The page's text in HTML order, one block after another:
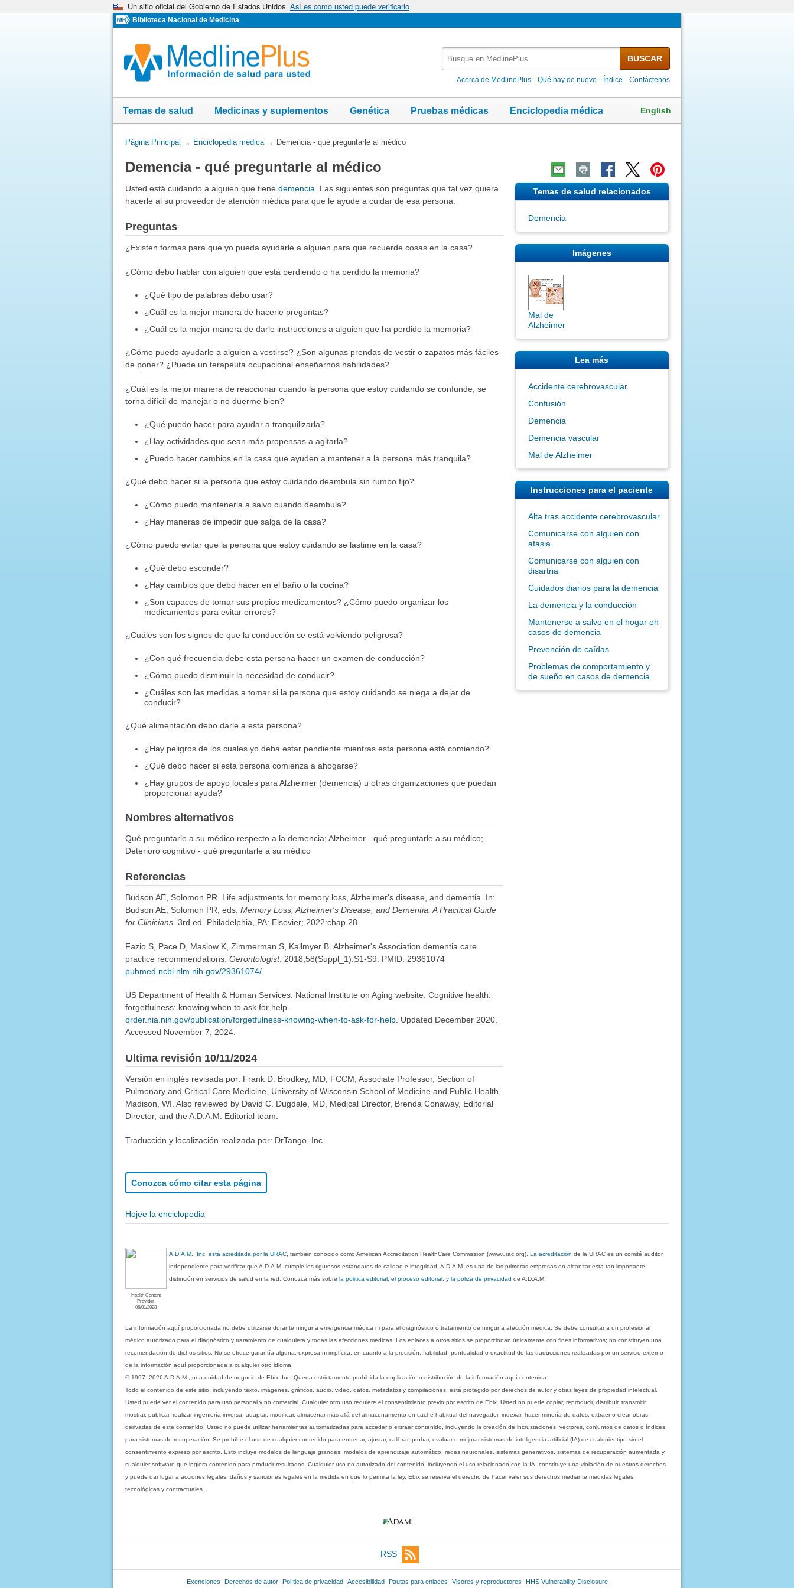
Un sitio oficial del Gobierno de Estados Unidos Así es como usted puede verificarlo
Biblioteca Nacional de Medicina
MedlinePlus
BUSCAR
Acerca de MedlinePlus Qué hay de nuevo Índice Contáctenos
Temas de salud Medicinas y suplementos Genética Pruebas médicas Enciclopedia médica English
Usted
aquí:
Página Principal → Enciclopedia médica→ Demencia - qué preguntarle al médico
Demencia - qué preguntarle al médico
Usted está cuidando a alguien que tiene demencia . Las siguientes son preguntas que tal vez quiera
hacerle al su proveedor de atención médica para que le ayude a cuidar de esa persona.
Preguntas
¿Existen formas para que yo pueda ayudarle a alguien para que recuerde cosas en la casa?
¿Cómo debo hablar con alguien que está perdiendo o ha perdido la memoria?
¿Qué tipo de palabras debo usar?
¿Cuál es la mejor manera de hacerle preguntas?
¿Cuál es la mejor manera de darle instrucciones a alguien que ha perdido la memoria?
¿Cómo puedo ayudarle a alguien a vestirse? ¿Son algunas prendas de vestir o zapatos más fáciles
de poner? ¿Puede un terapeuta ocupacional enseñarnos habilidades?
¿Cuál es la mejor manera de reaccionar cuando la persona que estoy cuidando se confunde, se
torna difícil de manejar o no duerme bien?
¿Qué puedo hacer para ayudar a tranquilizarla?
¿Hay actividades que sean más propensas a agitarla?
¿Puedo hacer cambios en la casa que ayuden a mantener a la persona más tranquila?
¿Qué debo hacer si la persona que estoy cuidando deambula sin rumbo fijo?
¿Cómo puedo mantenerla a salvo cuando deambula?
¿Hay maneras de impedir que salga de la casa?
¿Cómo puedo evitar que la persona que estoy cuidando se lastime en la casa?
¿Qué debo esconder?
¿Hay cambios que debo hacer en el baño o la cocina?
¿Son capaces de tomar sus propios medicamentos? ¿Cómo puedo organizar los
medicamentos para evitar errores?
¿Cuáles son los signos de que la conducción se está volviendo peligrosa?
¿Con qué frecuencia debe esta persona hacer un examen de conducción?
¿Cómo puedo disminuir la necesidad de conducir?
¿Cuáles son las medidas a tomar si la persona que estoy cuidando se niega a dejar de
conducir?
¿Qué alimentación debo darle a esta persona?
¿Hay peligros de los cuales yo deba estar pendiente mientras esta persona está comiendo?
¿Qué debo hacer si esta persona comienza a ahogarse?
¿Hay grupos de apoyo locales para Alzheimer (demencia) u otras organizaciones que puedan
proporcionar ayuda?
Nombres alternativos
Qué preguntarle a su médico respecto a la demencia; Alzheimer - qué preguntarle a su médico;
Deterioro cognitivo - qué preguntarle a su médico
Referencias
Budson AE, Solomon PR. Life adjustments for memory loss, Alzheimer's disease, and dementia. In:
Budson AE, Solomon PR, eds. Memory Loss, Alzheimer's Disease, and Dementia: A Practical Guide
for Clinicians. 3rd ed. Philadelphia, PA: Elsevier; 2022:chap 28.
Fazio S, Pace D, Maslow K, Zimmerman S, Kallmyer B. Alzheimer's Association dementia care
practice recommendations. Gerontologist. 2018;58(Suppl_1):S1-S9. PMID: 29361074
pubmed.ncbi.nlm.nih.gov/29361074/.
US Department of Health & Human Services. National Institute on Aging website. Cognitive health:
forgetfulness: knowing when to ask for help.
order.nia.nih.gov/publication/forgetfulness-knowing-when-to-ask-for-help. Updated December 2020.
Accessed November 7, 2024.
Ultima revisión 10/11/2024
Versión en inglés revisada por: Frank D. Brodkey, MD, FCCM, Associate Professor, Section of
Pulmonary and Critical Care Medicine, University of Wisconsin School of Medicine and Public Health,
Madison, WI. Also reviewed by David C. Dugdale, MD, Medical Director, Brenda Conaway, Editorial
Director, and the A.D.A.M. Editorial team.
Traducción y localización realizada por: DrTango, Inc.
Conozca cómo citar esta página
Hojee la enciclopedia
Temas de salud relacionados
Demencia
Imágenes
Mal de
Alzheimer
Lea más
Accidente cerebrovascular
Confusión
Demencia
Demencia vascular
Mal de Alzheimer
Instrucciones para el paciente
Alta tras accidente cerebrovascular
Comunicarse con alguien con
afasia
Comunicarse con alguien con
disartria
Cuidados diarios para la demencia
La demencia y la conducción
Mantenerse a salvo en el hogar en
casos de demencia
Prevención de caídas
Problemas de comportamiento y
de sueño en casos de demencia
Health Content
Provider
06/01/2028
A.D.A.M., Inc. está acreditada por la URAC , también conocido como American Accreditation HealthCare Commission (www.urac.org).La acreditación de la URAC es un comité auditor
independiente para verificar que A.D.A.M. cumple los rigurosos estándares de calidad e integridad. A.D.A.M. es una de las primeras empresas en alcanzar esta tan importante
distinción en servicios de salud en la red. Conozca más sobrela politica editorial, el proceso editorial , yla poliza de privacidad de A.D.A.M.
La información aquí proporcionada no debe utilizarse durante ninguna emergencia médica ni para el diagnóstico o tratamiento de ninguna afección médica. Se debe consultar a un profesional
médico autorizado para el diagnóstico y tratamiento de cualquiera y todas las afecciones médicas. Los enlaces a otros sitios se proporcionan únicamente con fines informativos; no constituyen una
recomendación de dichos sitios. No se ofrece garantía alguna, expresa ni implícita, en cuanto a la precisión, fiabilidad, puntualidad o exactitud de las traducciones realizadas por un servicio externo
de la información aquí proporcionada a cualquier otro idioma.
© 1997- 2026 A.D.A.M., una unidad de negocio de Ebix, Inc. Queda estrictamente prohibida la duplicación o distribución de la información aquí contenida.
Todo el contenido de este sitio, incluyendo texto, imágenes, gráficos, audio, video, datos, metadatos y compilaciones, está protegido por derechos de autor y otras leyes de propiedad intelectual.
Usted puede ver el contenido para uso personal y no comercial. Cualquier otro uso requiere el consentimiento previo por escrito de Ebix. Usted no puede copiar, reproducir, distribuir, transmitir,
mostrar, publicar, realizar ingeniería inversa, adaptar, modificar, almacenar más allá del almacenamiento en caché habitual del navegador, indexar, hacer minería de datos, extraer o crear obras
derivadas de este contenido. Usted no puede utilizar herramientas automatizadas para acceder o extraer contenido, incluyendo la creación de incrustaciones, vectores, conjuntos de datos o índices
para sistemas de recuperación. Se prohíbe el uso de cualquier contenido para entrenar, ajustar, calibrar, probar, evaluar o mejorar sistemas de inteligencia artificial (IA) de cualquier tipo sin el
consentimiento expreso por escrito. Esto incluye modelos de lenguaje grandes, modelos de aprendizaje automático, redes neuronales, sistemas generativos, sistemas de recuperación aumentada y
cualquier software que ingiera contenido para producir resultados. Cualquier uso no autorizado del contenido, incluyendo el uso relacionado con la IA, constituye una violación de nuestros derechos
y puede dar lugar a acciones legales, daños y sanciones legales en la medida en que lo permita la ley. Ebix se reserva el derecho de hacer valer sus derechos mediante medidas legales,
tecnológicas y contractuales.
RSS
Exenciones Derechos de autor Política de privacidad Accesibilidad Pautas para enlaces Visores y reproductores HHS Vulnerability Disclosure